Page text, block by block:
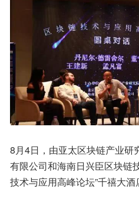
8月4日，由亚太区块链产业研
有限公司和海南日兴臣区块链
技术与应用高峰论坛”千禧大酒